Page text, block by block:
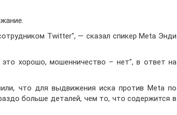
Twitter", — сказал спикер Meta Энди
хорошо, мошенничество – нет", в ответ на
что для выдвижения иска против Meta по
больше деталей, чем то, что содержится в